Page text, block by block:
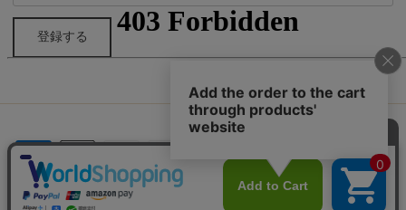
登録する
© 2026 yuhaku.